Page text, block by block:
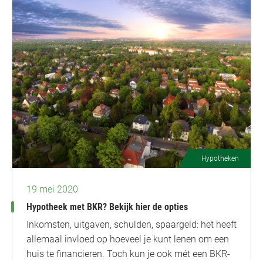
Hypotheken
19 mei 2020
Hypotheek met BKR? Bekijk hier de opties
Inkomsten, uitgaven, schulden, spaargeld: het heeft
allemaal invloed op hoeveel je kunt lenen om een
huis te financieren. Toch kun je ook mét een BKR-